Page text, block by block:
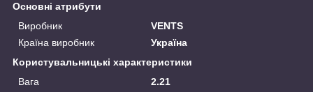
Основні атрибути
Виробник
VENTS
Країна виробник
Україна
Користувальницькі характеристики
Вага
2.21